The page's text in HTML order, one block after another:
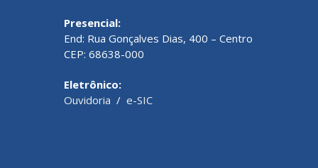
Presencial:
End: Rua Gonçalves Dias, 400 – Centro
CEP: 68638-000
Eletrônico:
Ouvidoria / e-SIC